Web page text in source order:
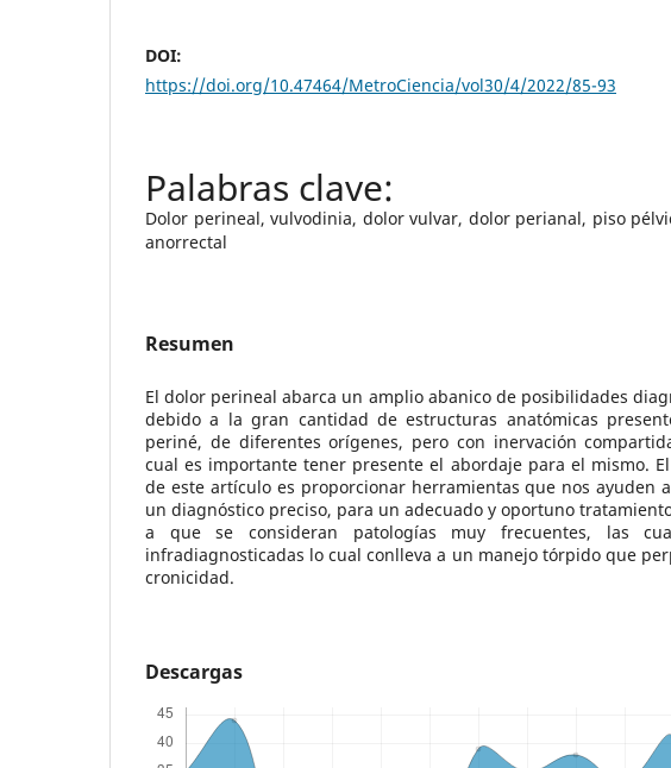
DOI:
https://doi.org/10.47464/MetroCiencia/vol30/4/2022/85-93
Dolor perineal, vulvodinia, dolor vulvar, dolor perianal, piso
anorrectal
Resumen
El dolor perineal abarca un amplio abanico de posibilidades
debido a la gran cantidad de estructuras anatómicas
periné, de diferentes orígenes, pero con inervación
cual es importante tener presente el abordaje para el mismo.
de este artículo es proporcionar herramientas que nos ayuden
un diagnóstico preciso, para un adecuado y oportuno
a que se consideran patologías muy frecuentes, las
infradiagnosticadas lo cual conlleva a un manejo tórpido que
cronicidad.
Descargas